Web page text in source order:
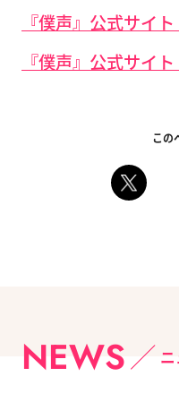
『僕声』公式サイト
『僕声』公式サイト
この
NEWS